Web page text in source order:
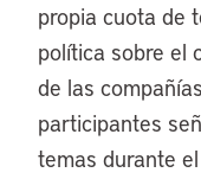
propia cuota de
política sobre el
de las
participantes
temas durante